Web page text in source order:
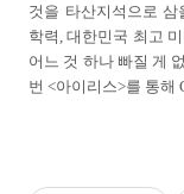
것을 타산지석으로
학력, 대한민국 최고
어느 것 하나 빠질 게
번 <아이리스>를 통해